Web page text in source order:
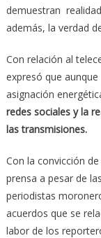
demuestran
además, la verdad
Con relación al
expresó que
asignación
redes sociales y la
las transmisiones.
Con la convicción
prensa a pesar de
periodistas
acuerdos que se
labor de los